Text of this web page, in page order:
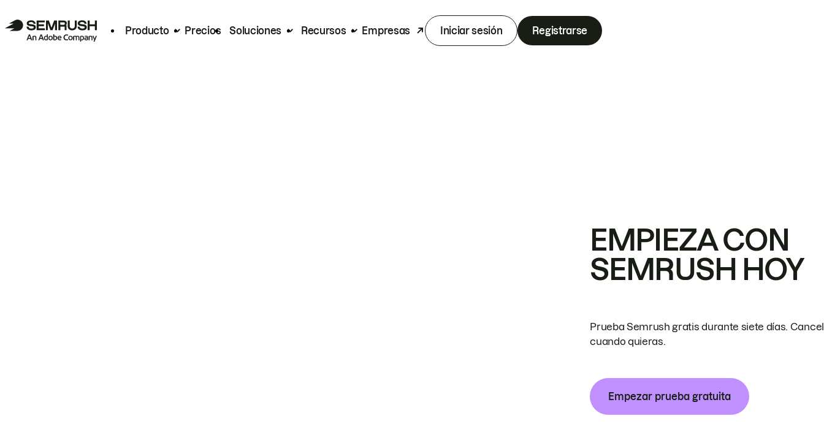
Producto Precios Soluciones Recursos Empresas Iniciar sesión Registrarse
EMPIEZA CON
SEMRUSH HOY
Prueba Semrush gratis durante siete días.
cuando quieras.
Empezar prueba gratuita